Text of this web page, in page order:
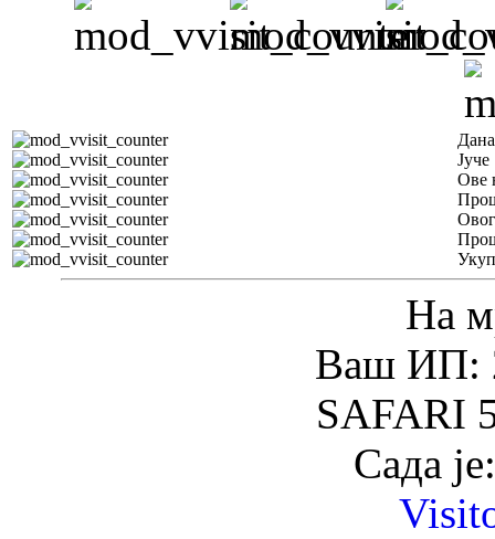
Јуче
Ове
На
Ваш ИП:
SAFARI
Сада